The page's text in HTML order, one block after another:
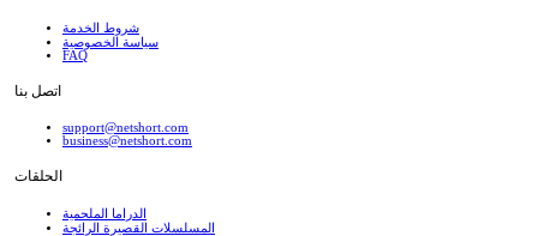
شروط الخدمة
سياسة الخصوصية
FAQ
اتصل بنا
support@netshort.com
business@netshort.com
الحلقات
الدراما الملحمية
المسلسلات القصيرة الرائجة